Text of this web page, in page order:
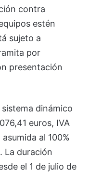
contra
estén
sujeto a
por
presentación
dinámico
euros, IVA
al 100%
La duración
el 1 de julio de